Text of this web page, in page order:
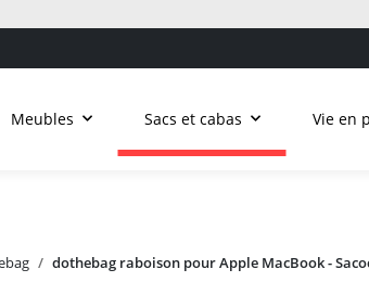
Meubles Sacs et cabas Vie en
dothebag raboison pour Apple MacBook -